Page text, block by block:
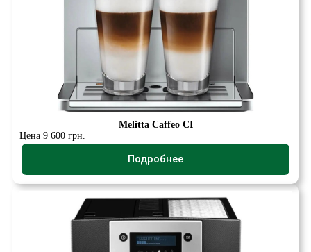
Melitta Caffeo CI
Цена 9 600 грн.
Подробнее